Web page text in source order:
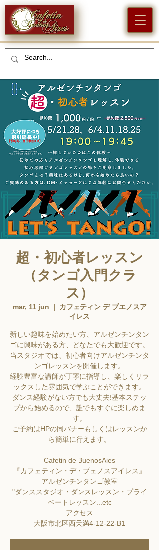
超・初心者レッスン
（タンゴ入門クラ
ス）
mar, 11 jun
  |
カフェティン デ ブエノスア
イレス
新しい趣味を始めたい方、アルゼンチンタン
ゴに興味がある方、どなたでも大歓迎です。
当スタジオでは、初心者向けアルゼンチンタ
ンゴレッスンを開催します。
経験豊富な講師が丁寧に指導し、楽しくリラ
ックスした雰囲気で学ぶことができます。
ダンス経験がない方でも大丈夫!基本ステッ
プから始めるので、誰でもすぐに楽しめま
す。
ご予約はHPの同バナーもしくはレッスンか
ら簡単に行えます。
Cafetin de BuenosAies
『カフェティン・デ・ブェノスアイレス』
アルゼンチンタンゴ教室
"ダンススタジオ・ダンスレッスン・プライ
ベートレッスン...etc
アクセス
大阪市北区西天満4-12-22-B1